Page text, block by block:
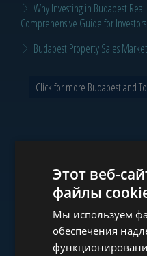
Why Investing in Budapest
Comprehensive Guide for Investors
Budapest Property Sales
Click for more Budapest and
портфолио
Этот веб-
файлы
Мы используем
обеспечения